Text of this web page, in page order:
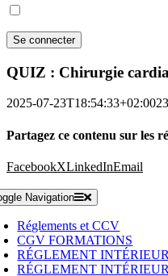
QUIZ : Chirurgie
2025-07-23T18:54:33+02:00
Partagez ce contenu sur les
FacebookXLinkedInEmail
Navigation
Réglements et CCV
CGV FORMATIONS
RÉGLEMENT
RÉGLEMENT